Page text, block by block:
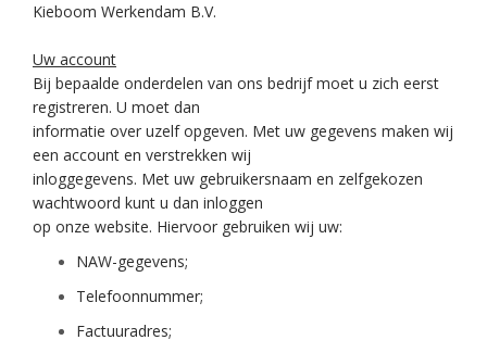
Kieboom Werkendam B.V.
Uw account
Bij bepaalde onderdelen van ons bedrijf moet u zich eerst
registreren. U moet dan
informatie over uzelf opgeven. Met uw gegevens maken wij
een account en verstrekken wij
inloggegevens. Met uw gebruikersnaam en zelfgekozen
wachtwoord kunt u dan inloggen
op onze website. Hiervoor gebruiken wij uw:
NAW-gegevens;
Telefoonnummer;
Factuuradres;